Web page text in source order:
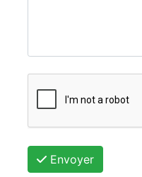
Envoyer